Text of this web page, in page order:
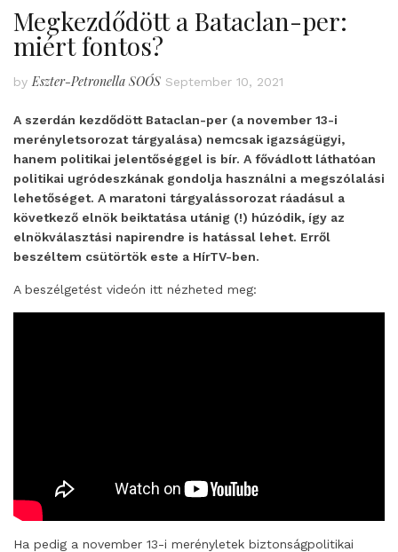
Megkezdődött a Bataclan-per:
miért fontos?
by Eszter-Petronella SOÓS September 10, 2021
A szerdán kezdődött Bataclan-per (a november 13-i
merényletsorozat tárgyalása) nemcsak igazságügyi,
hanem politikai jelentőséggel is bír. A fővádlott láthatóan
politikai ugródeszkának gondolja használni a megszólalási
lehetőséget. A maratoni tárgyalássorozat ráadásul a
következő elnök beiktatása utánig (!) húzódik, így az
elnökválasztási napirendre is hatással lehet. Erről
beszéltem csütörtök este a HírTV-ben.
A beszélgetést videón itt nézheted meg:
Ha pedig a november 13-i merényletek biztonságpolitikai